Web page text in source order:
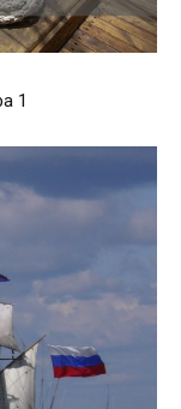
1